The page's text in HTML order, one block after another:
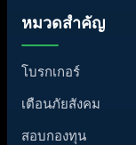
หมวดสำคัญ
โบรกเกอร์
เตือนภัยสังคม
สอบกองทุน